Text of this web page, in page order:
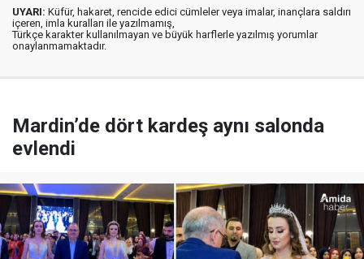
UYARI: Küfür, hakaret, rencide edici cümleler veya imalar, inançlara saldırı
içeren, imla kuralları ile yazılmamış,
Türkçe karakter kullanılmayan ve büyük harflerle yazılmış yorumlar
onaylanmamaktadır.
Mardin’de dört kardeş aynı salonda
evlendi